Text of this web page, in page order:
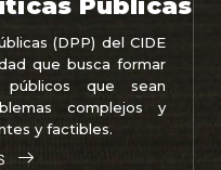
(DPP) del CIDE
que busca formar
públicos que sean
complejos y
y factibles.